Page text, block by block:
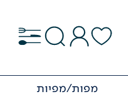
מפות/מפיות